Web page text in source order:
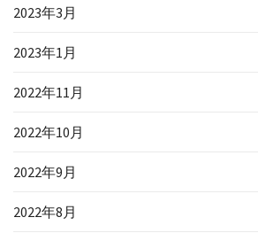
2023年3月
2023年1月
2022年11月
2022年10月
2022年9月
2022年8月